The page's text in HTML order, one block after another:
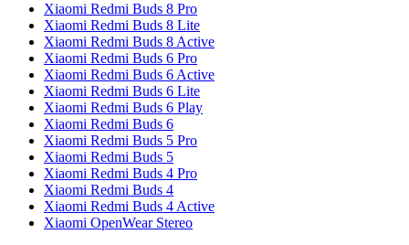
Xiaomi Redmi Buds 8 Pro
Xiaomi Redmi Buds 8 Lite
Xiaomi Redmi Buds 8 Active
Xiaomi Redmi Buds 6 Pro
Xiaomi Redmi Buds 6 Active
Xiaomi Redmi Buds 6 Lite
Xiaomi Redmi Buds 6 Play
Xiaomi Redmi Buds 6
Xiaomi Redmi Buds 5 Pro
Xiaomi Redmi Buds 5
Xiaomi Redmi Buds 4 Pro
Xiaomi Redmi Buds 4
Xiaomi Redmi Buds 4 Active
Xiaomi OpenWear Stereo